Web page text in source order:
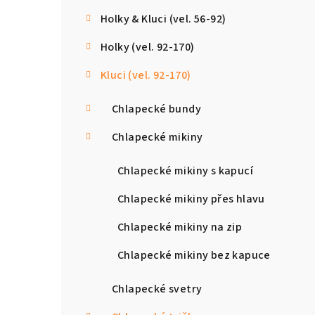
Holky & Kluci (vel. 56-92)
Holky (vel. 92-170)
Kluci (vel. 92-170)
Chlapecké bundy
Chlapecké mikiny
Chlapecké mikiny s kapucí
Chlapecké mikiny přes hlavu
Chlapecké mikiny na zip
Chlapecké mikiny bez kapuce
Chlapecké svetry